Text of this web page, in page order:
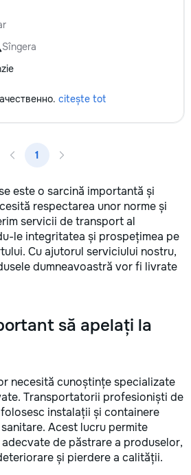
ваш
Sîngera
citește tot
1
este o sarcină importantă și
respectarea unor norme și
servicii de transport al
le integritatea și prospețimea pe
Cu ajutorul serviciului nostru,
dumneavoastră vor fi livrate
să apelați la
necesită cunoștințe specializate
Transportatorii profesioniști de
instalații și containere
Acest lucru permite
de păstrare a produselor,
și pierdere a calității.